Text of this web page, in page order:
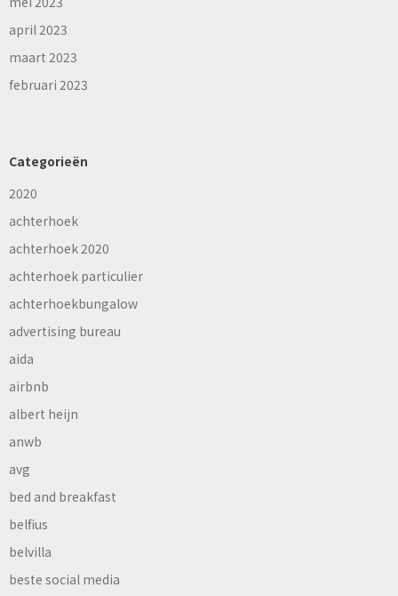
april 2023
maart 2023
februari 2023
Categorieën
2020
achterhoek
achterhoek 2020
achterhoek particulier
achterhoekbungalow
advertising bureau
aida
airbnb
albert heijn
anwb
avg
bed and breakfast
belfius
belvilla
beste social media